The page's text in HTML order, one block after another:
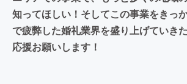
知ってほしい！そしてこの事業をきっ
で疲弊した婚礼業界を盛り上げていき
応援お願いします！